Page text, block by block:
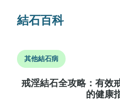
結石百科
其他結石病
戒淫結石全攻略：有效
的健康